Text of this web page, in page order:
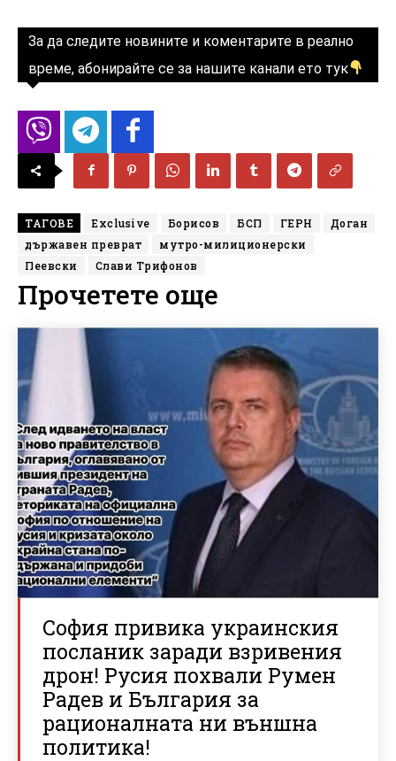
За да следите новините и коментарите в реално
време, абонирайте се за нашите канали ето тук
ТАГОВЕ Exclusive Борисов БСП ГЕРН
Доган
държавен преврат
мутро-милиционерски
Пеевски
Слави Трифонов
Прочетете още
София привика украинския
посланик заради взривения
дрон! Русия похвали Румен
Радев и България за
рационалната ни външна
политика!